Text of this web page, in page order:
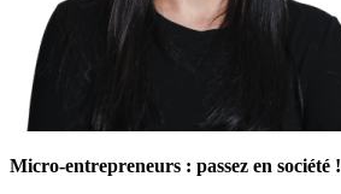
Micro-entrepreneurs : passez en société !